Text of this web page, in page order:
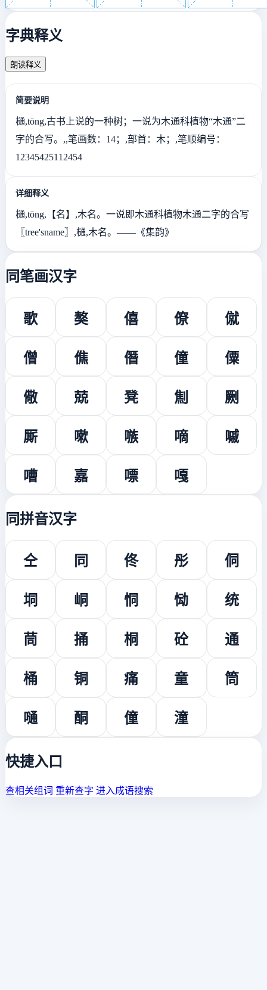
字典释义
朗读释义
简要说明
樋,tōng,古书上说的一种树；一说为木通科植物“木通”二
字的合写。,,笔画数：14；,部首：木；,笔顺编号：
12345425112454
详细释义
樋,tōng,【名】,木名。一说即木通科植物木通二字的合写
〖tree'sname〗,樋,木名。——《集韵》
同笔画汉字
歌 獒 僖 僚 僦
僧 僬 僭 僮 僳
儆 兢 凳 劁 劂
厮 嗽 嗾 嘀 嘁
嘈 嘉 嘌 嘎
同拼音汉字
仝 同 佟 彤 侗
垌 峒 恫 恸 统
茼 捅 桐 砼 通
桶 铜 痛 童 筒
嗵 酮 僮 潼
快捷入口
查相关组词 重新查字 进入成语搜索